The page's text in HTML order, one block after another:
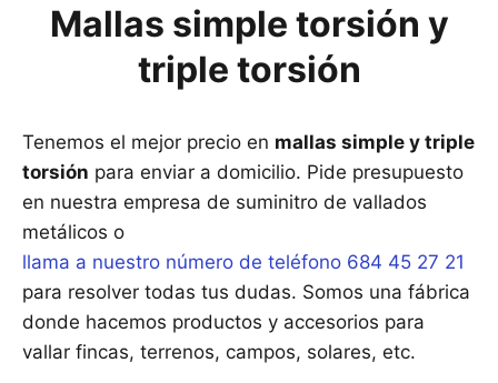
Mallas simple torsión y
triple torsión
Tenemos el mejor precio en mallas simple y triple
torsión para enviar a domicilio. Pide presupuesto
en nuestra empresa de suminitro de vallados
metálicos o
llama a nuestro número de teléfono 684 45 27 21
para resolver todas tus dudas. Somos una fábrica
donde hacemos productos y accesorios para
vallar fincas, terrenos, campos, solares, etc.